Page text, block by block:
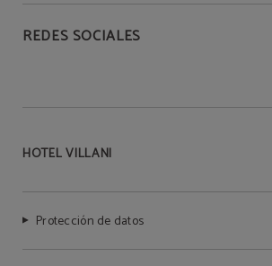
REDES SOCIALES
HOTEL VILLANI
Protección de datos